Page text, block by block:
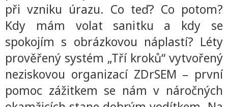
při vzniku úrazu. Co teď? Co potom?
Kdy mám volat sanitku a kdy se
spokojím s obrázkovou náplastí? Léty
prověřený systém „Tří kroků“ vytvořený
neziskovou organizací ZDrSEM – první
pomoc zážitkem se nám v náročných